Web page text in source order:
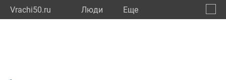
Vrachi50.ru Люди Eще